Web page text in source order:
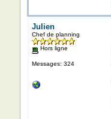
Julien
Chef de planning
Hors ligne
Messages: 324